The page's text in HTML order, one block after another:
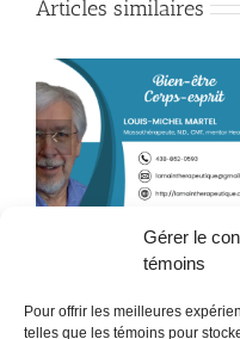
Gérer le
témoins
Pour offrir les meilleures
telles que les témoins pour
Articles similaires
Ne rien faire
minutes par jour